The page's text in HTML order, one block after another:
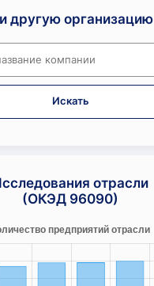
другую организацию
Искать
отрасли
(ОКЭД 96090)